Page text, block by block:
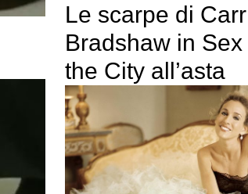
Le scarpe di
Bradshaw in Sex
the City all’asta